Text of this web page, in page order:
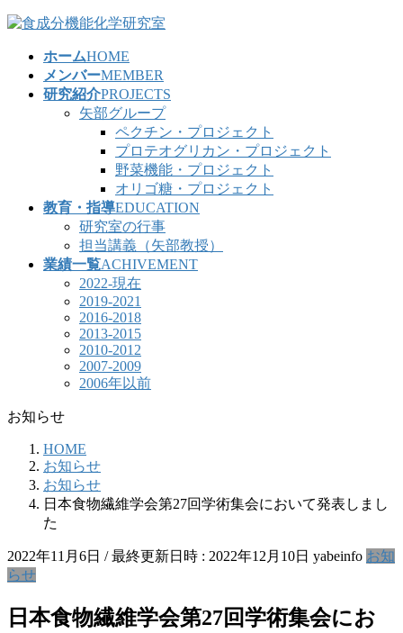
コ
ナ
ホームHOME
メンバーMEMBER
研究紹介PROJECTS
矢部グループ
ペクチン・プロジェクト
プロテオグリカン・プロジェクト
野菜機能・プロジェクト
オリゴ糖・プロジェクト
教育・指導EDUCATION
研究室の行事
担当講義（矢部教授）
業績一覧ACHIVEMENT
2022-現在
2019-2021
2016-2018
2013-2015
2010-2012
2007-2009
2006年以前
お知らせ
HOME
お知らせ
お知らせ
日本食物繊維学会第27回学術集会において発表しまし
た
2022年11月6日 / 最終更新日時 : 2022年12月10日 yabeinfo お知
らせ
日本食物繊維学会第27回学術集会にお